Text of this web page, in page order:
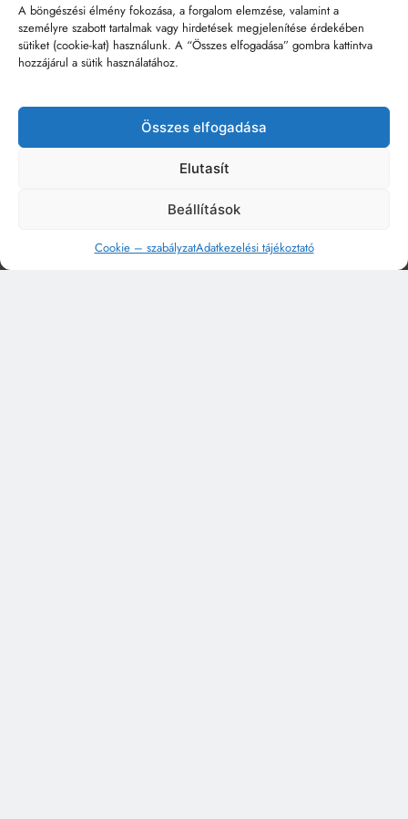
A böngészési élmény fokozása, a forgalom elemzése, valamint a
személyre szabott tartalmak vagy hirdetések megjelenítése érdekében
sütiket (cookie-kat) használunk. A “Összes elfogadása” gombra kattintva
hozzájárul a sütik használatához.
Összes elfogadása
Elutasít
Beállítások
Cookie – szabályzatAdatkezelési tájékoztató